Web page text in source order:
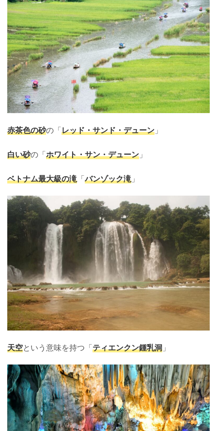
赤茶色の砂の「レッド・サンド・デューン 」
白い砂の「ホワイト・サン・デューン 」
ベトナム最大級の滝 「バンゾック滝 」
天空という意味を持つ「ティエンクン鍾乳洞 」